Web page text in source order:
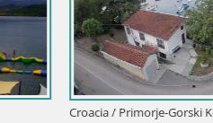
Italia / Trentino-Alto Adige /